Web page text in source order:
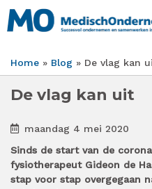
Overslaan
en
inhoud
Kruimelpad
Home Blog De vlag kan
De vlag kan uit
maandag 4 mei 2020
Sinds de start van de
fysiotherapeut Gideon de
stap voor stap overgegaan